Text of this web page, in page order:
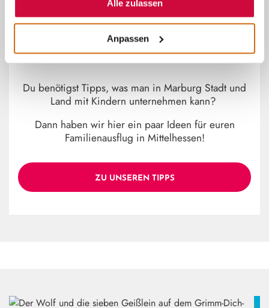
Alle zulassen
Anpassen
~
MARBURG STADT UND LAND
MIT KINDERN
Du benötigst Tipps, was man in Marburg Stadt und
Land mit Kindern unternehmen kann?
Dann haben wir hier ein paar Ideen für euren
Familienausflug in Mittelhessen!
ZU UNSEREN TIPPS